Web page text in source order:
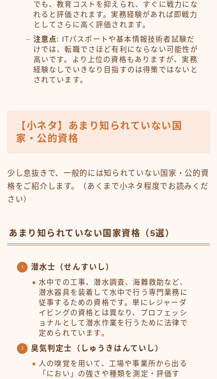
でも、教育コストを抑えられ、すぐに戦力にな
れると評価されます。実務経験があれば即戦力
としてさらに高く評価されます。
注意点: ITパスポートや基本情報技術者試験だ
けでは、転職でさほど有利にならない可能性が
高いです。より上位の資格もありますが、実務
経験なしでいきなり目指すのは得策ではないと
されています。
【小ネタ】あまり知られていない国
家・公的資格
少し息抜きで、一般的には知られていない国家・公的資
格をご紹介します。（あくまで小ネタ程度でお読みくだ
さい）
あまり知られていない国家資格（5選）
潜水士（せんすいし）
水中での工事、潜水調査、海難救助など、
潜水器具を装着して水中で行う専門業務に
従事するための資格です。単にレジャーダ
イビングの資格とは異なり、プロフェッシ
ョナルとして潜水作業を行うために法律で
定められています。
臭気判定士（しゅうきはんていし）
人の嗅覚を用いて、工場や事業所から出る
「におい」の強さや種類を測定・評価す